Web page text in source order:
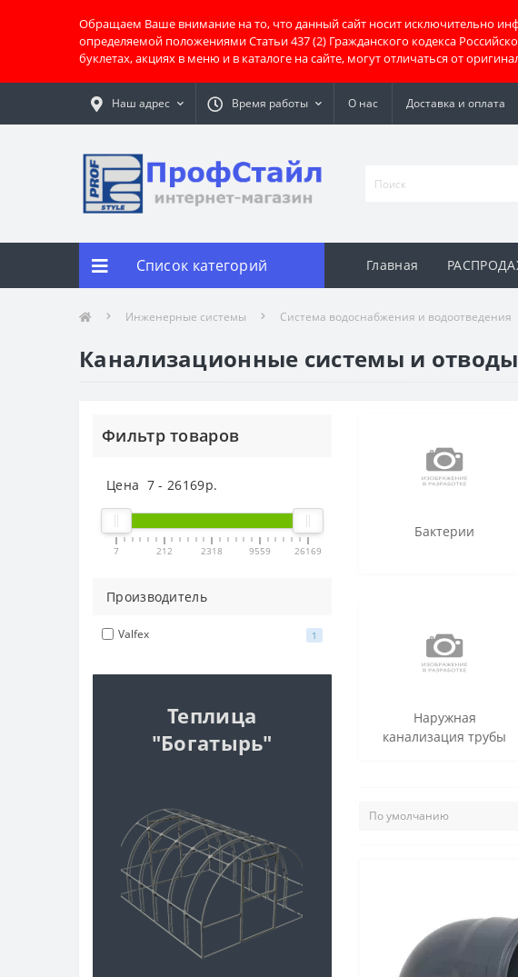
Обращаем Ваше внимание на то, что данный сайт носит исключительно
определяемой положениями Статьи 437 (2) Гражданского кодекса
буклетах, акциях в меню и в каталоге на сайте, могут отличаться от
Наш адрес Время работы О нас Доставка и оплата
Список категорий Главная
Инженерные системы Система водоснабжения и водоотведения
Канализационные системы и отводы
Фильтр товаров
Цена 7 -26169р.
7 212 2318 9559 26169
Производитель
Valfex 1
Теплица
"Богатырь"
Бактерии
Наружная
канализация трубы